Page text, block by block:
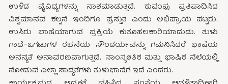
ಉಳಿದ ವೈವಿಧ್ಯಗಳನ್ನು ನಾಶಮಾಡುತ್ತದೆ. ಕುವೆಂಪು ಪ್ರತಿಪಾದಿಸಿದ
ವಿಶ್ವಮಾನವ ಕಲ್ಪನೆ ಇಂದಿಗೂ ಪ್ರಸ್ತುತ ಎಂದು ಅಭಿಪ್ರಾಯ ಪಟ್ಟರು.
ಉಸಿರು ಭಾಷೆಯಾಗುವ ಪ್ರಕ್ರಿಯೆ ಕುತೂಹಲಕಾರಿಯಾದುದು. ತುಳು
ಗಾದೆ-ಒಗಟುಗಳ ರಚನೆಯ ಸೌಂದರ್ಯವನ್ನು ಗಮನಿಸಿದರೆ ಭಾಷೆಯ
ಅನನ್ಯತೆ ಅನಾವರಣವಾಗುತ್ತದೆ. ಸಾಂಸ್ಕøತಿಕ ಮತ್ತು ಭಾಷಿಕ ನೆಲೆಯಲ್ಲಿ
ನೋಡುವ ಎಲ್ಲಾ ಸಾದ್ಯತೆಗಳು ತುಳುಭಾಷೆಗೆ ಇದೆ ಎಂದರು.